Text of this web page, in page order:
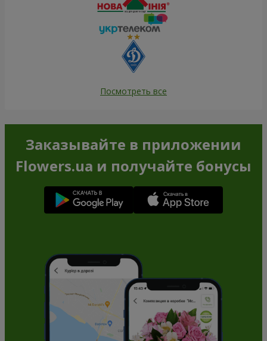
Посмотреть все
Заказывайте в приложении
Flowers.ua и получайте бонусы